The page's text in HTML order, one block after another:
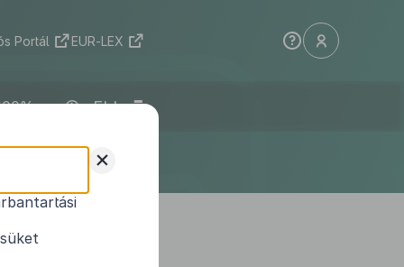
Portál EUR-LEX
ELI
+